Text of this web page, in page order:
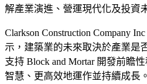
解產業演進、營運現代化及投資
Clarkson Construction Company
示，建築業的未來取決於產業是
支持 Block and Mortar 開發前瞻
智慧、更高效地運作並持續成長